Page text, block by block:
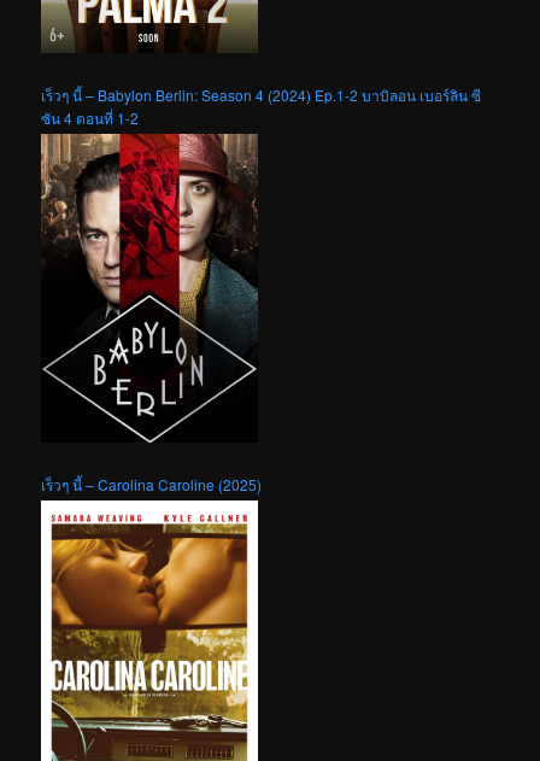
เร็วๆ นี้ – Babylon Berlin: Season 4 (2024) Ep.1-2 บาบิลอน เบอร์ลิน ซี
ซัน 4 ตอนที่ 1-2
เร็วๆ นี้ – Carolina Caroline (2025)